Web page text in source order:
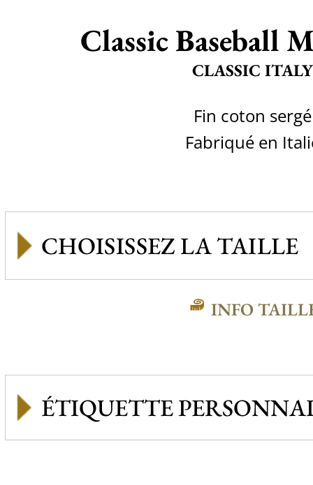
Classic Baseball
CLASSIC ITALY
Fin coton sergé
Fabriqué en
INFO
ÉTIQUETTE